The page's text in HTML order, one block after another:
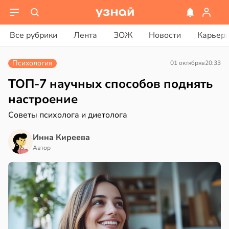
Все рубрики Лента ЗОЖ Новости
в13:55
Психология 01 октябряв20:33
ТОП-7 научных способов поднять
настроение
Советы психолога и диетолога
Инна Киреева
Автор